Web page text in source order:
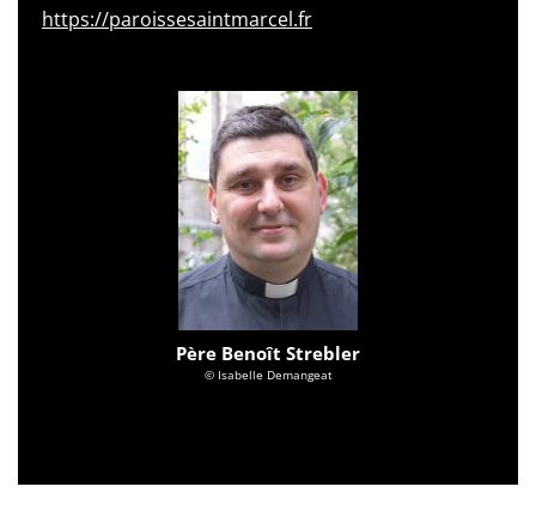
https://paroissesaintmarcel.fr
Père Benoît Strebler
© Isabelle Demangeat